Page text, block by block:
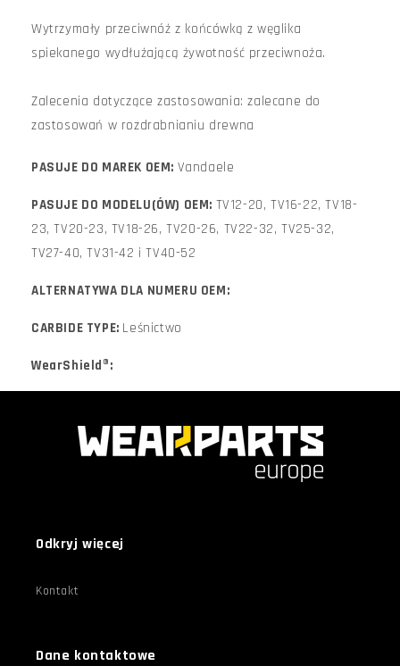
Wytrzymały przeciwnóż z końcówką z węglika
spiekanego wydłużającą żywotność przeciwnoża.
Zalecenia dotyczące zastosowania: zalecane do
zastosowań w rozdrabnianiu drewna
PASUJE DO MAREK OEM: Vandaele
PASUJE DO MODELU(ÓW) OEM: TV12-20, TV16-22, TV18-
23, TV20-23, TV18-26, TV20-26, TV22-32, TV25-32,
TV27-40, TV31-42 i TV40-52
ALTERNATYWA DLA NUMERU OEM:
CARBIDE TYPE: Leśnictwo
WearShield®:
Odkryj więcej
Kontakt
Dane kontaktowe